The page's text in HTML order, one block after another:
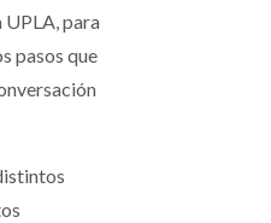
UPLA, para
pasos que